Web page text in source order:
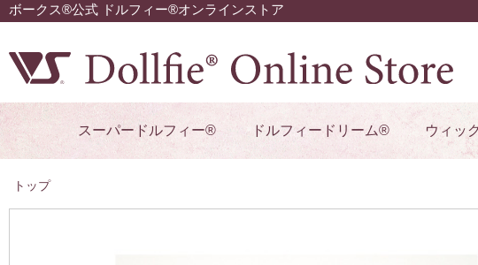
ボークス®公式 ドルフィー®オンラインストア
スーパードルフィー® ドルフィードリーム® ウィッ
トップ